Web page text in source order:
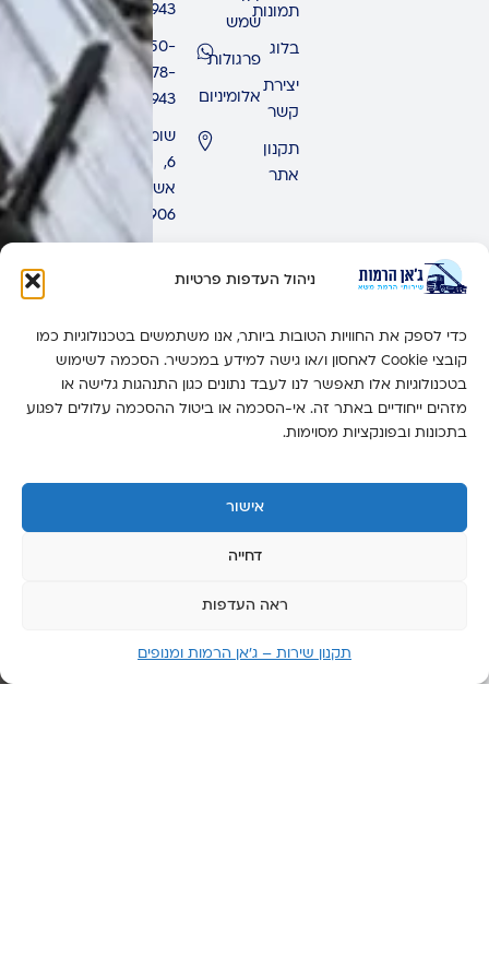
ניהול העדפות פרטיות
כדי לספק את החוויות הטובות ביותר, אנו משתמשים בטכנולוגיות כמו
קובצי Cookie לאחסון ו/או גישה למידע במכשיר. הסכמה לשימוש
בטכנולוגיות אלו תאפשר לנו לעבד נתונים כגון התנהגות גלישה או
מזהים ייחודיים באתר זה. אי-הסכמה או ביטול ההסכמה עלולים לפגוע
בתכונות ובפונקציות מסוימות.
אישור
דחייה
ראה העדפות
תקנון שירות – ג’אן הרמות ומנופים
תמונות
בלוג
יצירת
קשר
תקנון
אתר
שמש
פרגולות
אלומיניום
9943
050-
678-
9943
שומרון
6,
אשדוד,
7771906
ראשון
חמישי:
זמין 24
שעות
יום